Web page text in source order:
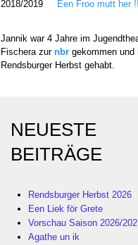
2018/2019 Een Froo mutt her
Jannik war 4 Jahre im
Fischera zur nbr gekommen
Rendsburger Herbst gehabt.
NEUESTE
BEITRÄGE
Rendsburger Herbst 2026
Een Liek för Grete
Vorschau Saison 2026/
Agathe un ik